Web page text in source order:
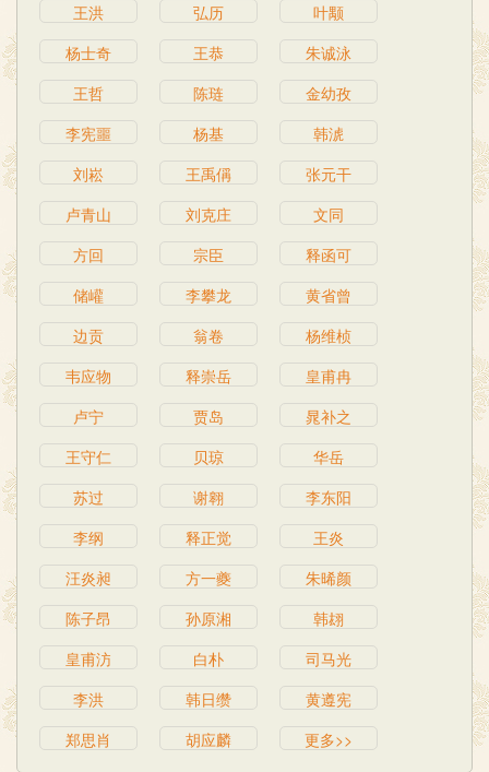
王洪
弘历
叶颙
杨士奇
王恭
朱诚泳
王哲
陈琏
金幼孜
李宪噩
杨基
韩淲
刘崧
王禹偁
张元干
卢青山
刘克庄
文同
方回
宗臣
释函可
储巏
李攀龙
黄省曾
边贡
翁卷
杨维桢
韦应物
释崇岳
皇甫冉
卢宁
贾岛
晁补之
王守仁
贝琼
华岳
苏过
谢翱
李东阳
李纲
释正觉
王炎
汪炎昶
方一夔
朱晞颜
陈子昂
孙原湘
韩翃
皇甫汸
白朴
司马光
李洪
韩日缵
黄遵宪
郑思肖
胡应麟 更多>>